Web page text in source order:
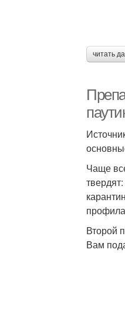
читать
Чаще
Второй
Вам